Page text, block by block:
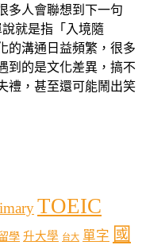
多人會聯想到下一句
說就是指「入境隨
的溝通日益頻繁，很多
到的是文化差異，搞不
禮，甚至還可能鬧出笑
TOEIC
學 升大學 台大 單字 國